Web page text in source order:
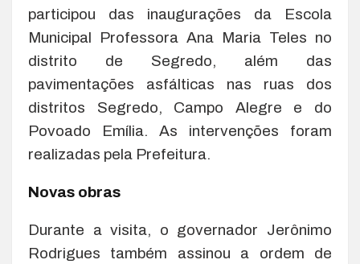
participou das inaugurações da Escola
Municipal Professora Ana Maria Teles no
distrito de Segredo, além das
pavimentações asfálticas nas ruas dos
distritos Segredo, Campo Alegre e do
Povoado Emília. As intervenções foram
realizadas pela Prefeitura.
Novas obras
Durante a visita, o governador Jerônimo
Rodrigues também assinou a ordem de